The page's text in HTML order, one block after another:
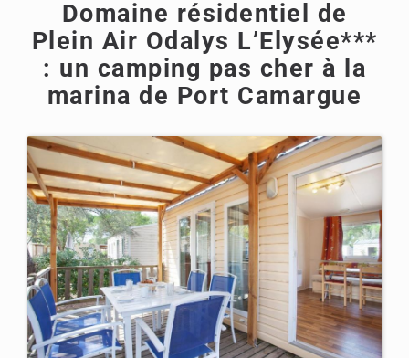
Domaine résidentiel de
Plein Air Odalys L’Elysée***
: un camping pas cher à la
marina de Port Camargue